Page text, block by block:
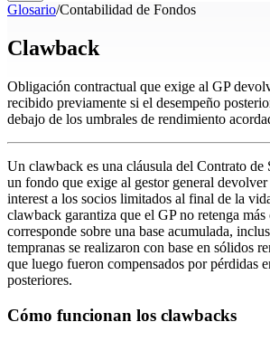
Glosario/Contabilidad de Fondos
Clawback
Obligación contractual que exige al GP
recibido previamente si el desempeño
debajo de los umbrales de rendimiento
Un clawback es una cláusula del Contrato de
un fondo que exige al gestor general devolver
interest a los socios limitados al final de la
clawback garantiza que el GP no retenga
corresponde sobre una base acumulada,
tempranas se realizaron con base en sólidos
que luego fueron compensados por pérdidas
posteriores.
Cómo funcionan los clawbacks